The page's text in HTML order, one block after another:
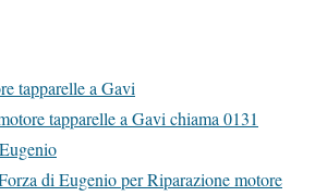
tapparelle a Gavi
tapparelle a Gavi chiama 0131
di Eugenio per Riparazione motore